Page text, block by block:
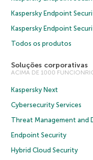
Kaspersky Endpoint
Kaspersky Endpoint
Todos os produtos
Soluções corporativas
ACIMA DE 1000
Kaspersky Next
Cybersecurity Services
Threat Management and
Endpoint Security
Hybrid Cloud Security